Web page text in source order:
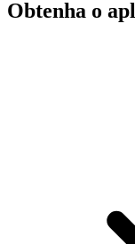
Obtenha o